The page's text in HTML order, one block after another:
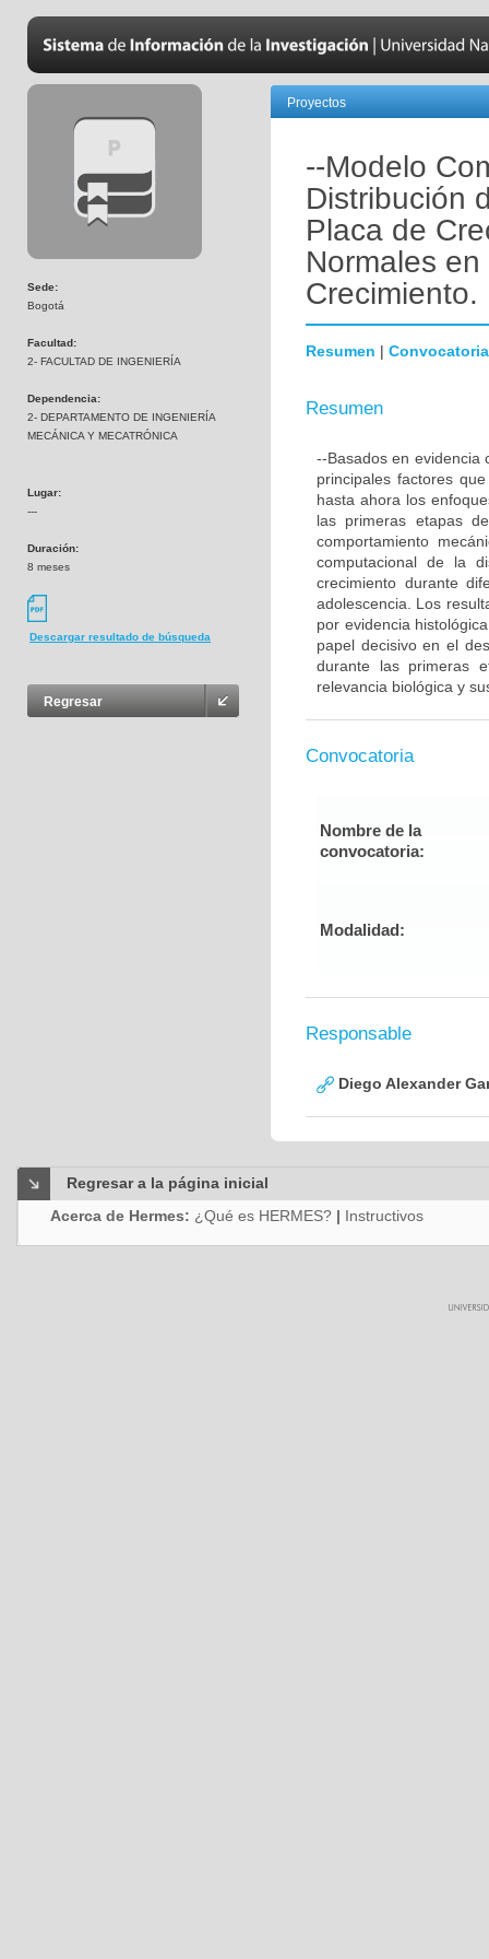
Sede:
Bogotá
Facultad:
2- FACULTAD DE INGENIERÍA
Dependencia:
2- DEPARTAMENTO DE INGENIERÍA
MECÁNICA Y MECATRÓNICA
Lugar:
---
Duración:
8 meses
Descargar resultado de búsqueda
Regresar
Proyectos
--Modelo
Distribución
Placa de
Normales
Crecimiento.
Resumen | Convocatoria
Resumen
--Basados en evidencia
principales factores
hasta ahora los
las primeras etapas
comportamiento
computacional de la
crecimiento durante
adolescencia. Los
por evidencia
papel decisivo en el
durante las primeras
relevancia biológica y
Convocatoria
Nombre de la
convocatoria:
Modalidad:
Responsable
Diego Alexander
Regresar a la página inicial
Acerca de Hermes: ¿Qué es HERMES? | Instructivos